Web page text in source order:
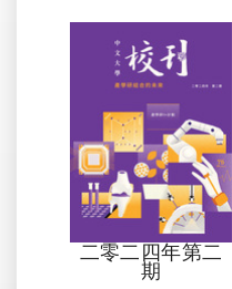
二零二四年第二
期